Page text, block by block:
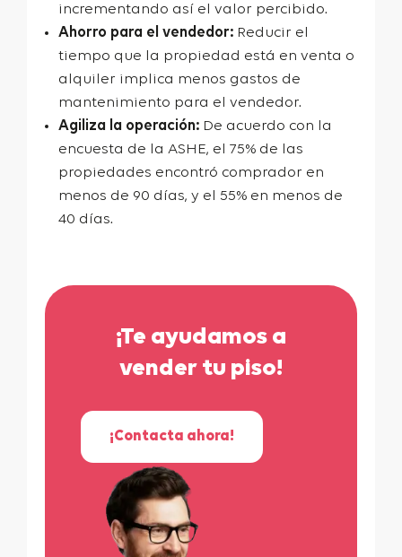
incrementando así el valor percibido.
Ahorro para el vendedor: Reducir el
tiempo que la propiedad está en venta o
alquiler implica menos gastos de
mantenimiento para el vendedor.
Agiliza la operación: De acuerdo con la
encuesta de la ASHE, el 75% de las
propiedades encontró comprador en
menos de 90 días, y el 55% en menos de
40 días.
¡Te ayudamos a
vender tu piso!
¡Contacta ahora!